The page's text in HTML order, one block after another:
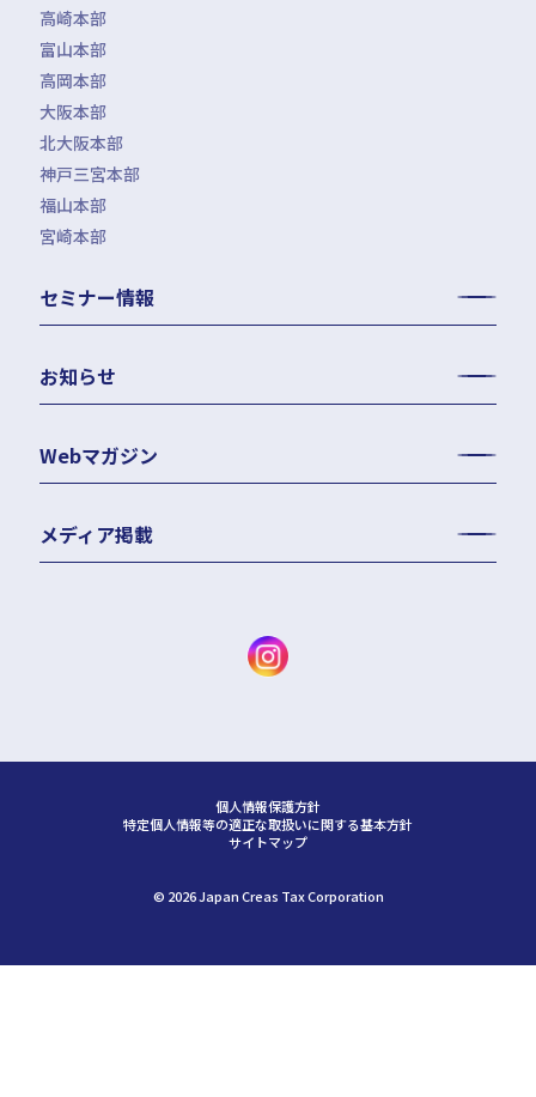
高崎本部
富山本部
高岡本部
大阪本部
北大阪本部
神戸三宮本部
福山本部
宮崎本部
セミナー情報
お知らせ
Webマガジン
メディア掲載
個人情報保護方針
特定個人情報等の適正な取扱いに関する基本方針
サイトマップ
©︎ 2026 Japan Creas Tax Corporation